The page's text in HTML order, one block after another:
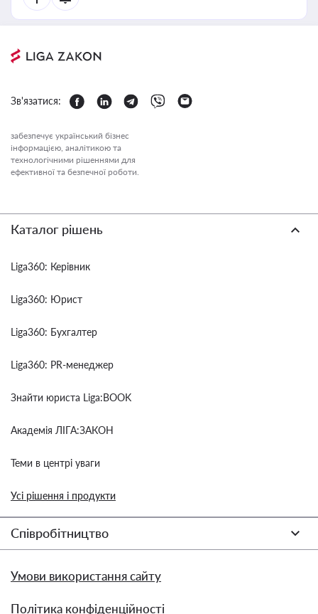
Зв'язатися:
забезпечує український бізнес
інформацією, аналітикою та
технологічними рішеннями для
ефективної та безпечної роботи.
Каталог рішень
Liga360: Керівник
Liga360: Юрист
Liga360: Бухгалтер
Liga360: PR-менеджер
Знайти юриста Liga:BOOK
Академія ЛІГА:ЗАКОН
Теми в центрі уваги
Усі рішення і продукти
Співробітництво
Умови використання сайту
Політика конфіденційності